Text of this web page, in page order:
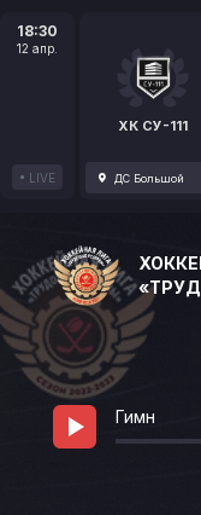
18:30
12 апр.
LIVE
ХК СУ-111
ДС Большой
Гимн